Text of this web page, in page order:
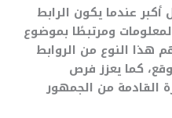
عندما يكون الرابط
ومرتبطًا بموضوع
هذا النوع من الروابط
كما يعزز فرص
القادمة من الجمهور